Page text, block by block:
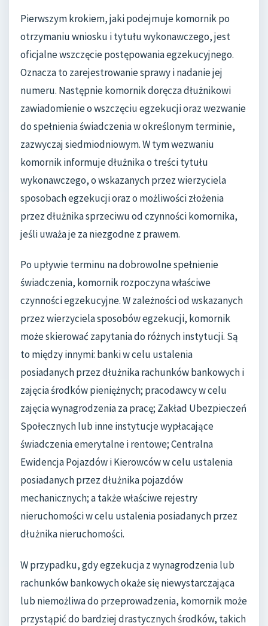
Pierwszym krokiem, jaki podejmuje komornik po
otrzymaniu wniosku i tytułu wykonawczego, jest
oficjalne wszczęcie postępowania egzekucyjnego.
Oznacza to zarejestrowanie sprawy i nadanie jej
numeru. Następnie komornik doręcza dłużnikowi
zawiadomienie o wszczęciu egzekucji oraz wezwanie
do spełnienia świadczenia w określonym terminie,
zazwyczaj siedmiodniowym. W tym wezwaniu
komornik informuje dłużnika o treści tytułu
wykonawczego, o wskazanych przez wierzyciela
sposobach egzekucji oraz o możliwości złożenia
przez dłużnika sprzeciwu od czynności komornika,
jeśli uważa je za niezgodne z prawem.
Po upływie terminu na dobrowolne spełnienie
świadczenia, komornik rozpoczyna właściwe
czynności egzekucyjne. W zależności od wskazanych
przez wierzyciela sposobów egzekucji, komornik
może skierować zapytania do różnych instytucji. Są
to między innymi: banki w celu ustalenia
posiadanych przez dłużnika rachunków bankowych i
zajęcia środków pieniężnych; pracodawcy w celu
zajęcia wynagrodzenia za pracę; Zakład Ubezpieczeń
Społecznych lub inne instytucje wypłacające
świadczenia emerytalne i rentowe; Centralna
Ewidencja Pojazdów i Kierowców w celu ustalenia
posiadanych przez dłużnika pojazdów
mechanicznych; a także właściwe rejestry
nieruchomości w celu ustalenia posiadanych przez
dłużnika nieruchomości.
W przypadku, gdy egzekucja z wynagrodzenia lub
rachunków bankowych okaże się niewystarczająca
lub niemożliwa do przeprowadzenia, komornik może
przystąpić do bardziej drastycznych środków, takich